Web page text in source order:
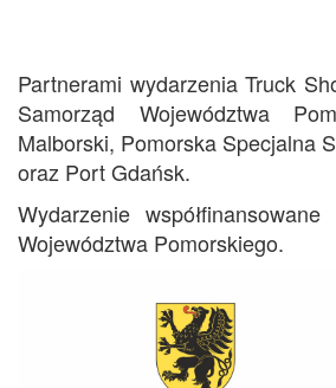
Partnerami wydarzenia Truck
Samorząd Województwa
Malborski, Pomorska Specjalna
oraz Port Gdańsk.
Wydarzenie
Województwa Pomorskiego.